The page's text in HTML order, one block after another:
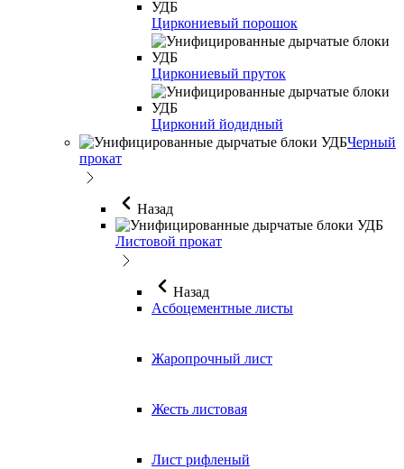
Циркониевый порошок
Циркониевый пруток
Цирконий йодидный
Черный
прокат
Назад
Листовой прокат
Назад
Асбоцементные листы
Жаропрочный лист
Жесть листовая
Лист рифленый